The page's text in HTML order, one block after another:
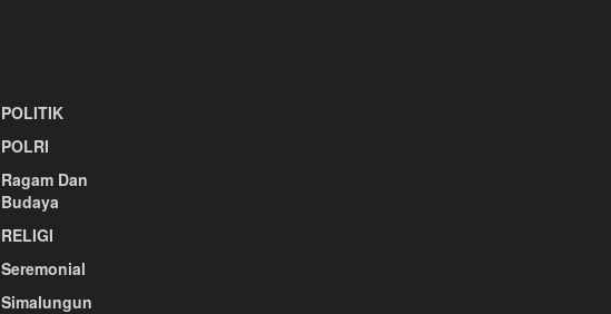
POLITIK
POLRI
Ragam Dan
Budaya
RELIGI
Seremonial
Simalungun